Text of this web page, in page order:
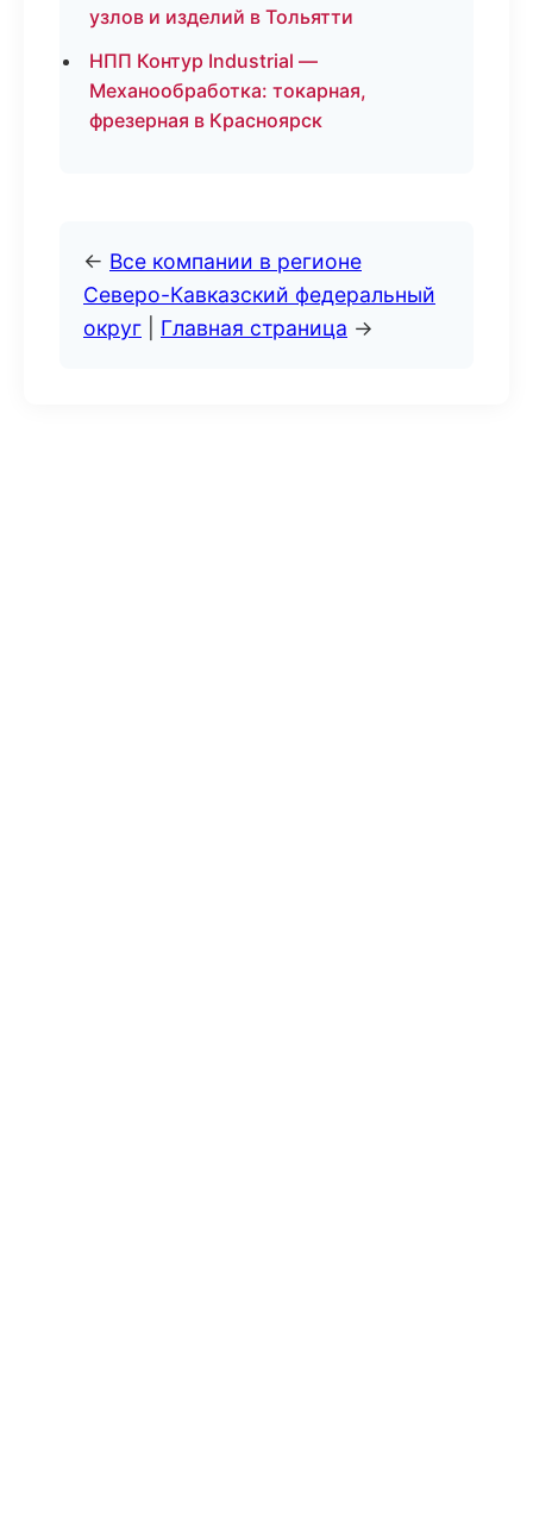
узлов и изделий в Тольятти
НПП Контур Industrial —
Механообработка: токарная,
фрезерная в Красноярск
← Все компании в регионе
Северо-Кавказский федеральный
округ
Главная страница →